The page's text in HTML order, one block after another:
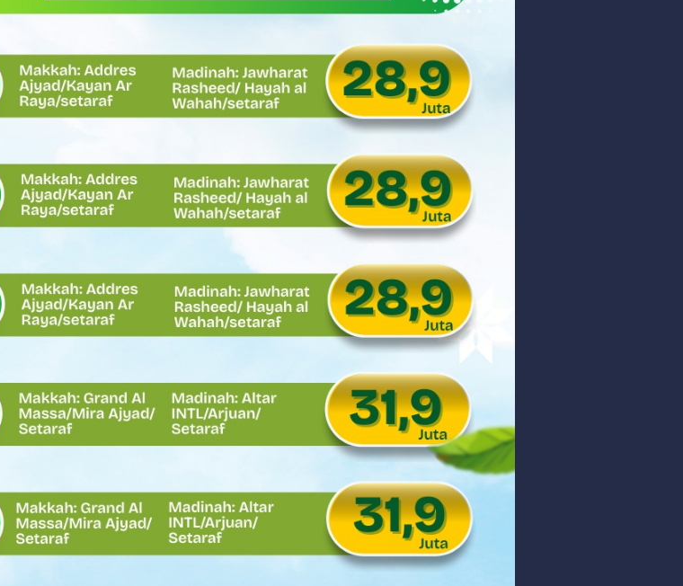
Demo, Ini Bantahan Asintel Kejati Sumbar
kepada Tuhan Yang Maha Esa
Kasus Jembatan Sikabu Padang Pariaman
dan Pendapatan
Dedikasi Prajurit Dukung Pembangunan Nasional
Bajau di Mentawai, Ini Penjelasan Tim Penyidik Kejaksaan Tinggi Sumbar
Momentum Perbaikan Tata Kelola
dan Transformasi Berjalan Tanpa PHK Massal
SALAREH AIA TIMUR, WUJUD NYATA KEPEDULIAN TNI UNTUK MASYARAKAT
Hal Ini
Rakyat di Kabupaten Kepulauan Mentawai
Publik Tetap Terjaga
Saturday, 8 August